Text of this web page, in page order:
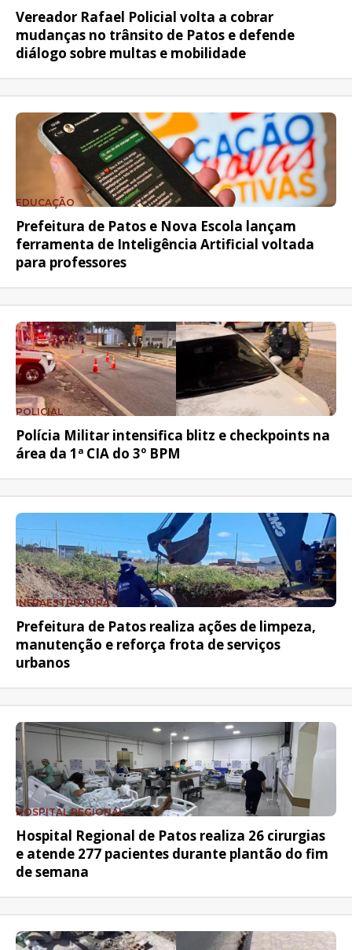
Vereador Rafael Policial volta a cobrar
mudanças no trânsito de Patos e defende
diálogo sobre multas e mobilidade
EDUCAÇÃO
Prefeitura de Patos e Nova Escola lançam
ferramenta de Inteligência Artificial voltada
para professores
POLICIAL
Polícia Militar intensifica blitz e checkpoints na
área da 1ª CIA do 3º BPM
INFRAESTRUTURA
Prefeitura de Patos realiza ações de limpeza,
manutenção e reforça frota de serviços
urbanos
HOSPITAL REGIONAL
Hospital Regional de Patos realiza 26 cirurgias
e atende 277 pacientes durante plantão do fim
de semana